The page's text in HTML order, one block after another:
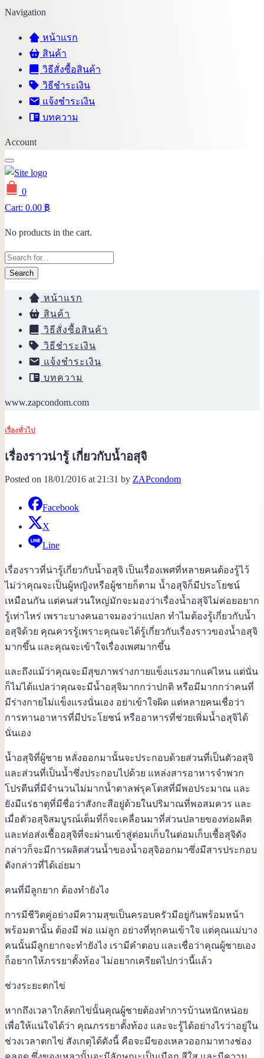
Navigation
หน้าแรก
สินค้า
วิธีสั่งซื้อสินค้า
วิธีชำระเงิน
แจ้งชำระเงิน
บทความ
Account
0
Cart: 0.00 ฿
No products in the cart.
Search
หน้าแรก
สินค้า
วิธีสั่งซื้อสินค้า
วิธีชำระเงิน
แจ้งชำระเงิน
บทความ
www.zapcondom.com
เรื่องทั่วไป
เรื่องราวน่ารู้ เกี่ยวกับน้ำอสุจิ
Posted on 18/01/2016 at 21:31 by ZAPcondom
Facebook
X
Line
เรื่องราวที่น่ารู้เกี่ยวกับน้ำอสุจิ เป็นเรื่องเพศที่หลายคนต้องรู้ไว้
ไม่ว่าคุณจะเป็นผู้หญิงหรือผู้ชายก็ตาม น้ำอสุจิก็มีประโยชน์
เหมือนกัน แต่คนส่วนใหญ่มักจะมองว่าเรื่องน้ำอสุจิไม่ค่อยอยาก
รู้เท่าไหร่ เพราะบางคนอาจมองว่าแปลก ทำไมต้องรู้เกี่ยวกับน้ำ
อสุจิด้วย คุณควรรู้เพราะคุณจะได้รู้เกี่ยวกับเรื่องราวของน้ำอสุจิ
มากขึ้น และคุณจะเข้าใจเรื่องเพศมากขึ้น
และถึงแม้ว่าคุณจะมีสุขภาพร่างกายแข็งเเรงมากแค่ไหน แต่นั่น
ก็ไม่ได้แปลว่าคุณจะมีน้ำอสุจิมากกว่าปกติ หรือมีมากกว่าคนที่
มีร่างกายไม่เเข็งเเรงนั่นเอง อย่าเข้าใจผิด แต่หลายคนเชื่อว่า
การทานอาหารที่มีประโยชน์ หรืออาหารที่ช่วยเพิ่มน้ำอสุจิได้
นั่นเอง
น้ำอสุจิที่ผู้ชาย หลั่งออกมานั้นจะประกอบด้วยส่วนที่เป็นตัวอสุจิ
และส่วนที่เป็นน้ำซึ่งประกอบไปด้วย แหล่งสารอาหารจำพวก
โปรตีนที่มีจำนวนไม่มากน้ำตาลฟรุคโตสที่มีพอประมาณ และ
ยังมีแร่ธาตุที่มีชื่อว่าสังกะสีอยู่ด้วยในปริมาณที่พอสมควร และ
เมื่อตัวอสุจิสมบูรณ์เต็มที่ก็จะเคลื่อนมาที่ส่วนปลายของท่อผลิต
และท่อส่งเชื้ออสุจิที่จะผ่านเข้าสู่ต่อมเก็บในต่อมเก็บเชื้อสุจิดัง
กล่าวก็จะมีการผลิตส่วนน้ำของน้ำอสุจิออกมาซึ่งมีสารประกอบ
ดังกล่าวที่ได้เอ่ยมา
คนที่มีลูกยาก ต้องทำยังไง
การมีชีวิตคู่อย่างมีความสุขเป็นครอบครัวมีอยู่กันพร้อมหน้า
พร้อมตานั้น ต้องมี พ่อ แม่ลูก อย่างที่ทุกคนเข้าใจ แต่คุณแม่บาง
คนนั้นมีลูกยากจะทำยังไง เรามีคำตอบ เเละเชื่อว่าคุณผู้ชายเอง
ก็อยากให้ภรรยาตั้งท้อง ไม่อยากเครียดไปกว่านี้เเล้ว
ช่วงระยะตกไข่
หากถึงเวลาใกล้ตกไข่นั้นคุณผู้ชายต้องทำการบ้านหนักหน่อย
เพื่อให้แน่ใจได้ว่า คุณภรรยาตั้งท้อง และจะรู้ได้อย่างไรว่าอยู่ใน
ช่วงเวลาตกไข่ สังเกตุได้ดังนี้ คือจะมีของเหลวออกมาทางช่อง